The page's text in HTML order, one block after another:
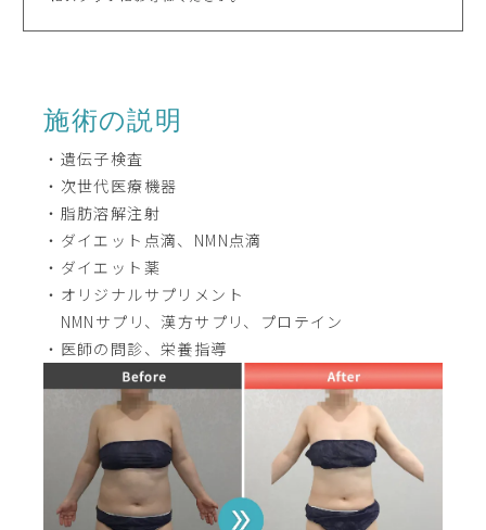
施術の説明
・遺伝子検査
・次世代医療機器
・脂肪溶解注射
・ダイエット点滴、NMN点滴
・ダイエット薬
・オリジナルサプリメント
NMNサプリ、漢方サプリ、プロテイン
・医師の問診、栄養指導